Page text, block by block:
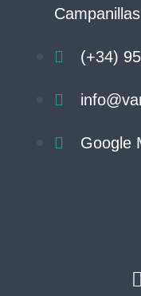
(+34)
Google